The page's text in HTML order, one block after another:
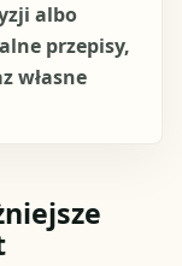
albo
przepisy,
własne